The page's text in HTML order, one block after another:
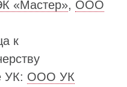
«Мастер», ООО
к
УК: ООО УК